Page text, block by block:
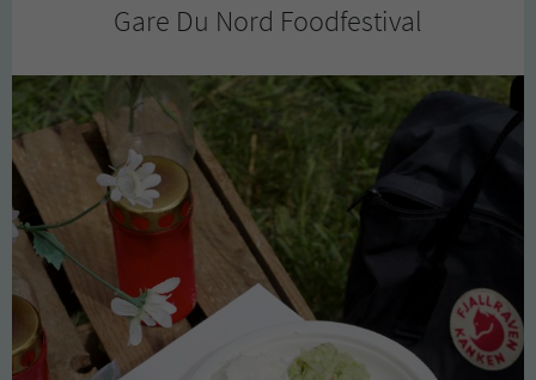
Gare Du Nord Foodfestival